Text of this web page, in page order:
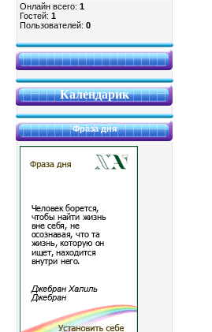
Онлайн всего: 1
Гостей: 1
Пользователей: 0
Календарик
Фраза дня